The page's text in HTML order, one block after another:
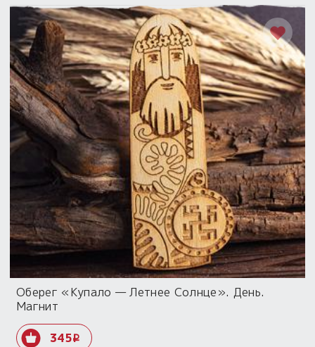
Оберег «Купало — Летнее Солнце». День.
Магнит
345i